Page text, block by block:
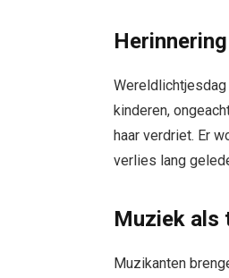
kinderen,
haar verdriet. Er
verlies lang
Muziek als
Muzikanten